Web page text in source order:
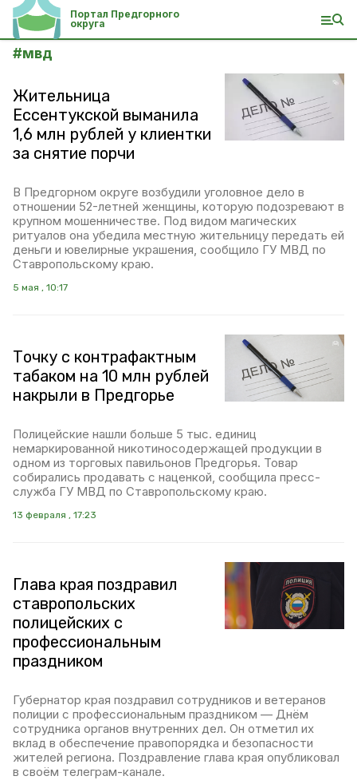
Портал Предгорного
округа
#мвд
Жительница
Ессентукской выманила
1,6 млн рублей у клиентки
за снятие порчи
В Предгорном округе возбудили уголовное дело в
отношении 52-летней женщины, которую подозревают в
крупном мошенничестве. Под видом магических
ритуалов она убедила местную жительницу передать ей
деньги и ювелирные украшения, сообщило ГУ МВД по
Ставропольскому краю.
5 мая , 10:17
Точку с контрафактным
табаком на 10 млн рублей
накрыли в Предгорье
Полицейские нашли больше 5 тыс. единиц
немаркированной никотиносодержащей продукции в
одном из торговых павильонов Предгорья. Товар
собирались продавать с наценкой, сообщила пресс-
служба ГУ МВД по Ставропольскому краю.
13 февраля , 17:23
Глава края поздравил
ставропольских
полицейских с
профессиональным
праздником
Губернатор края поздравил сотрудников и ветеранов
полиции с профессиональным праздником — Днём
сотрудника органов внутренних дел. Он отметил их
вклад в обеспечение правопорядка и безопасности
жителей региона. Поздравление глава края опубликовал
в своём телеграм-канале.